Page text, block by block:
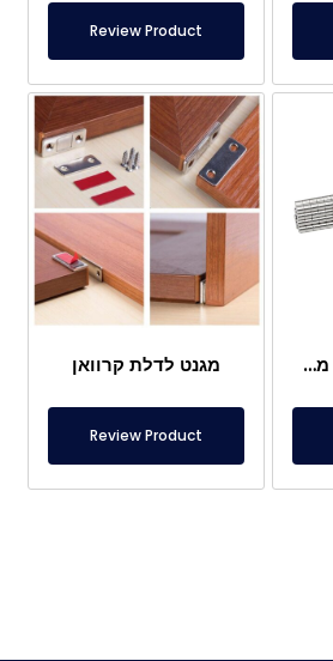
Review Product
מגנט חיישן – 2×2 מ"מ מגנט לדלת קרוואן
Review Product